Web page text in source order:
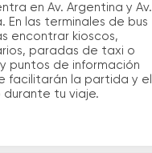
en Av. Argentina y Av.
En las terminales de bus
encontrar kioscos,
paradas de taxi o
puntos de información
facilitarán la partida y el
durante tu viaje.